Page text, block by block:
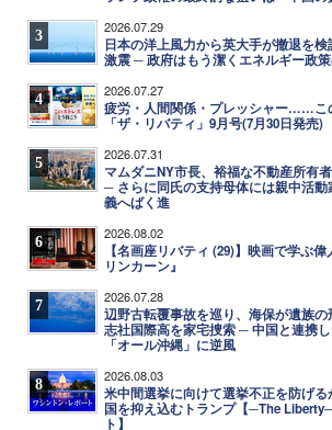
3 2026.07.29
日本の洋上風力から英大手が撤退を
激震 ─ 政府はもう潔くエネルギー政
4 2026.07.27
疲労・人間関係・プレッシャー……こ
「ザ・リバティ」9月号(7月30日発売)
5 2026.07.31
マムダニNY市長、裕福な不動産所有
─ さらに同氏の支持母体には親中活
義へばく進
6 2026.08.02
【名画座リバティ (29)】映画で学ぶ
リンカーン』
7 2026.07.28
辺野古転覆事故を巡り、海保が遺族
志社国際高を家宅捜索 ─ 中国と連携
「オール沖縄」に逆風
8 2026.08.03
米中間選挙に向けて選挙不正を防げ
国を抑え込むトランプ【─The
ト】